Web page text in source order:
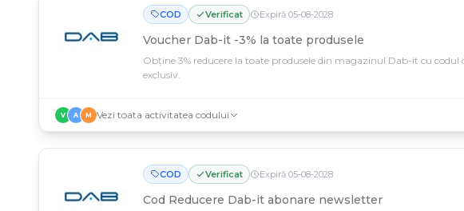
COD Verificat Expiră 05-08-2028
Voucher Dab-it -3% la toate produsele
Obține 3% reducere la toate produsele din magazinul Dab-it cu codul
exclusiv.
V A M Vezi toata activitatea codului
COD Verificat Expiră 05-08-2028
Cod Reducere Dab-it abonare newsletter